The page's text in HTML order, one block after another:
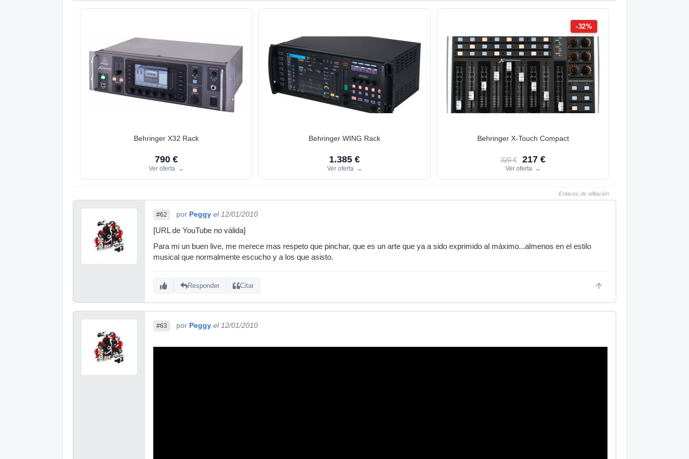
Behringer X32 Rack
790 €
Ver oferta →
Behringer WING Rack
1.385 €
Ver oferta →
-32%
Behringer X-Touch Compact
320 € 217 €
Ver oferta →
Enlaces de afiliación
#62 por Peggy el 12/01/2010
[URL de YouTube no válida]
Para mi un buen live, me merece mas respeto que pinchar, que es un arte que ya a sido exprimido al máximo...almenos en el estilo
musical que normalmente escucho y a los que asisto.
Responder Citar
#63 por Peggy el 12/01/2010